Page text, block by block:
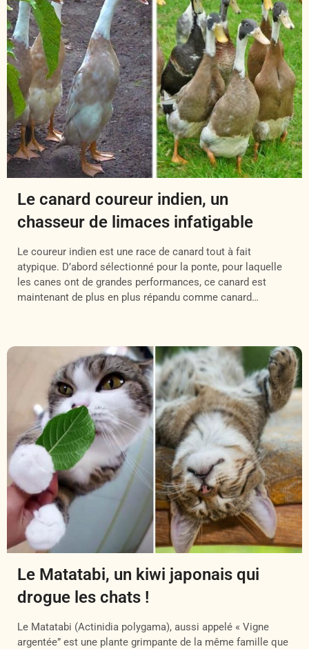
Le canard coureur indien, un
chasseur de limaces infatigable
Le coureur indien est une race de canard tout à fait
atypique. D’abord sélectionné pour la ponte, pour laquelle
les canes ont de grandes performances, ce canard est
maintenant de plus en plus répandu comme canard
Le Matatabi, un kiwi japonais qui
drogue les chats !
Le Matatabi (Actinidia polygama), aussi appelé « Vigne
argentée” est une plante grimpante de la même famille que